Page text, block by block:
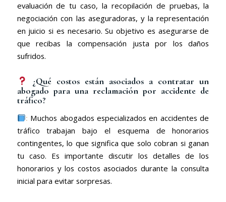
evaluación de tu caso, la recopilación de pruebas, la
negociación con las aseguradoras, y la representación
en juicio si es necesario. Su objetivo es asegurarse de
que recibas la compensación justa por los daños
sufridos.
¿Qué costos están asociados a contratar un
abogado para una reclamación por accidente de
tráfico?
: Muchos abogados especializados en accidentes de
tráfico trabajan bajo el esquema de honorarios
contingentes, lo que significa que solo cobran si ganan
tu caso. Es importante discutir los detalles de los
honorarios y los costos asociados durante la consulta
inicial para evitar sorpresas.